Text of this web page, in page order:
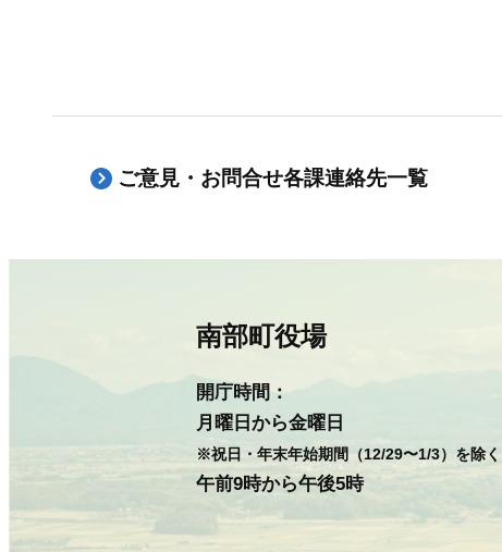
ご意見・お問合せ各課連絡先一覧
南部町役場
開庁時間：
月曜日から金曜日
※祝日・年末年始期間（12/29〜1/3）を除く
午前9時から午後5時